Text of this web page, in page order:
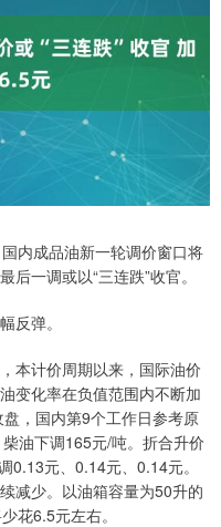
内成品油新一轮调价窗口将
一调或以“三连跌”收官。
弹。
计价周期以来，国际油价
变化率在负值范围内不断加
，国内第9个工作日参考原
油下调165元/吨。折合升价
元、0.14元、0.14元。
减少。以油箱容量为50升的
花6.5元左右。